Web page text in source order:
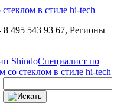
8 495 543 93 67, Регионы
в стиле hi-tech
Специалист по
со стеклом в стиле hi-tech